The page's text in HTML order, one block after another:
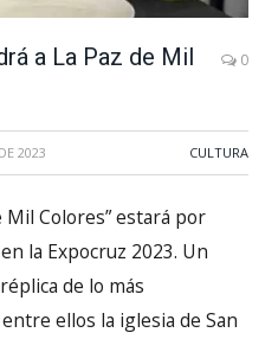
a La Paz de Mil
0
2023 CULTURA
Mil Colores” estará por
la Expocruz 2023. Un
de lo más
ellos la iglesia de San